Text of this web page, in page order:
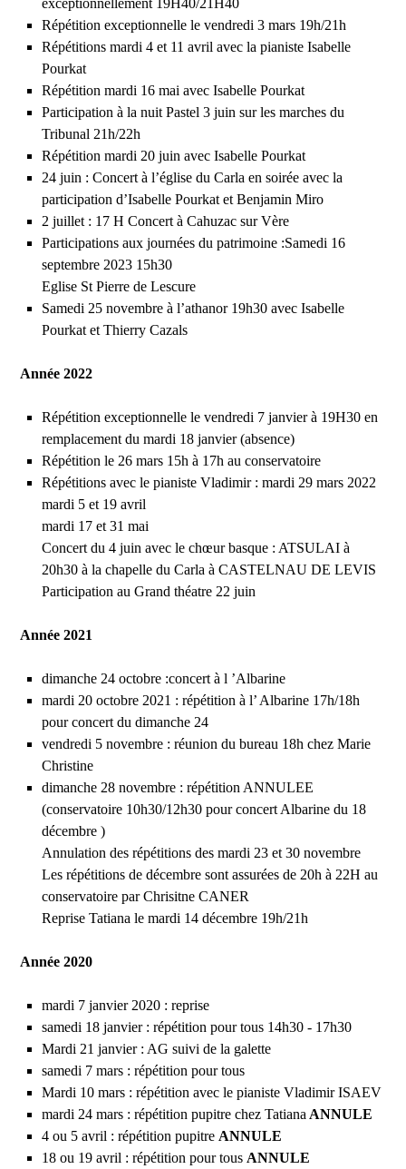
Répétition exceptionnelle le vendredi 3 mars 19h/21h
Répétitions mardi 4 et 11 avril avec la pianiste Isabelle
Pourkat
Répétition mardi 16 mai avec Isabelle Pourkat
Participation à la nuit Pastel 3 juin sur les marches du
Tribunal 21h/22h
Répétition mardi 20 juin avec Isabelle Pourkat
24 juin : Concert à l’église du Carla en soirée avec la
participation d’Isabelle Pourkat et Benjamin Miro
2 juillet : 17 H Concert à Cahuzac sur Vère
Participations aux journées du patrimoine :Samedi 16
septembre 2023 15h30
Eglise St Pierre de Lescure
Samedi 25 novembre à l’athanor 19h30 avec Isabelle
Pourkat et Thierry Cazals
Année 2022
Répétition exceptionnelle le vendredi 7 janvier à 19H30 en
remplacement du mardi 18 janvier (absence)
Répétition le 26 mars 15h à 17h au conservatoire
Répétitions avec le pianiste Vladimir : mardi 29 mars 2022
mardi 5 et 19 avril
mardi 17 et 31 mai
Concert du 4 juin avec le chœur basque : ATSULAI à
20h30 à la chapelle du Carla à CASTELNAU DE LEVIS
Participation au Grand théatre 22 juin
Année 2021
dimanche 24 octobre :concert à l ’Albarine
mardi 20 octobre 2021 : répétition à l’ Albarine 17h/18h
pour concert du dimanche 24
vendredi 5 novembre : réunion du bureau 18h chez Marie
Christine
dimanche 28 novembre : répétition ANNULEE
(conservatoire 10h30/12h30 pour concert Albarine du 18
décembre )
Annulation des répétitions des mardi 23 et 30 novembre
Les répétitions de décembre sont assurées de 20h à 22H au
conservatoire par Chrisitne CANER
Reprise Tatiana le mardi 14 décembre 19h/21h
Année 2020
mardi 7 janvier 2020 : reprise
samedi 18 janvier : répétition pour tous 14h30 - 17h30
Mardi 21 janvier : AG suivi de la galette
samedi 7 mars : répétition pour tous
Mardi 10 mars : répétition avec le pianiste Vladimir ISAEV
mardi 24 mars : répétition pupitre chez Tatiana ANNULE
4 ou 5 avril : répétition pupitre ANNULE
18 ou 19 avril : répétition pour tous ANNULE